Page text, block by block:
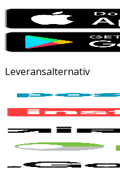
Leveransalternativ